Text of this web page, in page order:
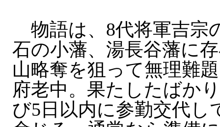
物語は、8代将軍吉宗
石の小藩、湯長谷藩に
山略奪を狙って無理難
府老中。果たしたばか
び5日以内に参勤交代し